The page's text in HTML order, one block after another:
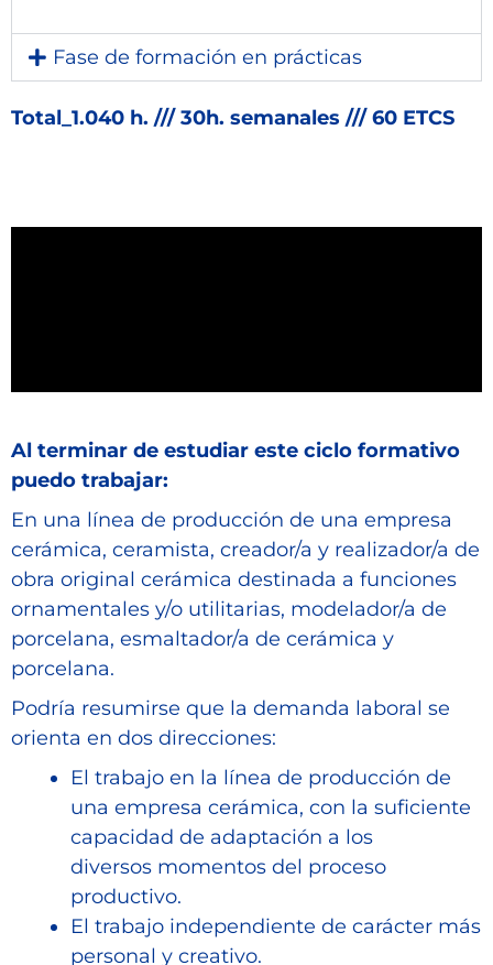
Fase de formación en prácticas
Total_1.040 h. /// 30h. semanales /// 60 ETCS
Al terminar de estudiar este ciclo formativo
puedo trabajar:
En una línea de producción de una empresa
cerámica, ceramista, creador/a y realizador/a de
obra original cerámica destinada a funciones
ornamentales y/o utilitarias, modelador/a de
porcelana, esmaltador/a de cerámica y
porcelana.
Podría resumirse que la demanda laboral se
orienta en dos direcciones:
El trabajo en la línea de producción de
una empresa cerámica, con la suficiente
capacidad de adaptación a los
diversos momentos del proceso
productivo.
El trabajo independiente de carácter más
personal y creativo.